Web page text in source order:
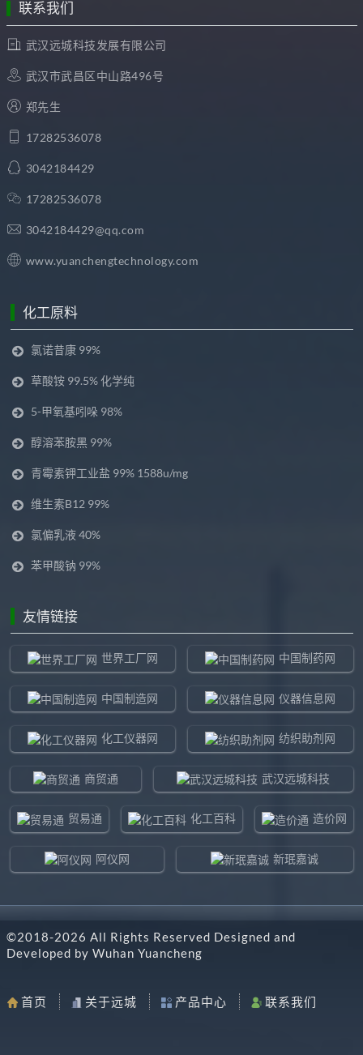
联系我们
武汉远城科技发展有限公司
武汉市武昌区中山路496号
郑先生
17282536078
3042184429
17282536078
3042184429@qq.com
www.yuanchengtechnology.com
化工原料
氯诺昔康 99%
草酸铵 99.5% 化学纯
5-甲氧基吲哚 98%
醇溶苯胺黑 99%
青霉素钾工业盐 99% 1588u/mg
维生素B12 99%
氯偏乳液 40%
苯甲酸钠 99%
友情链接
世界工厂网 中国制药网
中国制造网 仪器信息网
化工仪器网 纺织助剂网
商贸通 武汉远城科技
贸易通 化工百科 造价网
阿仪网 新珉嘉诚
东北制造网 药智通
©2018-2026 All Rights Reserved Designed and
Developed by Wuhan Yuancheng
首页 关于远城 产品中心 联系我们